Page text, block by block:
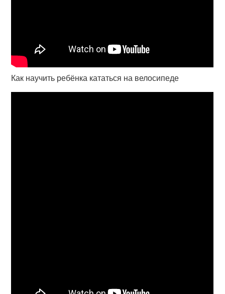
Как научить ребёнка кататься на велосипеде